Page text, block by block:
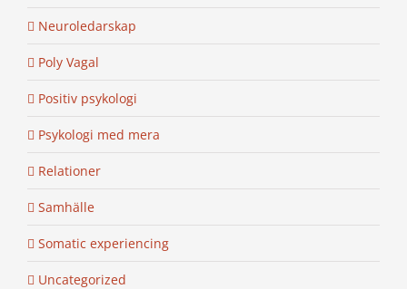
Neuroledarskap
Poly Vagal
Positiv psykologi
Psykologi med mera
Relationer
Samhälle
Somatic experiencing
Uncategorized